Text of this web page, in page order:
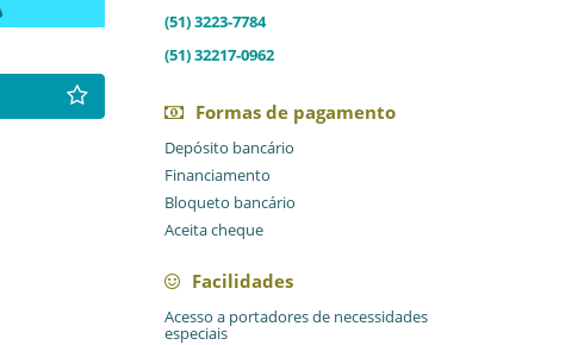
(51) 3223-7784
(51) 32217-0962
Formas de pagamento
Depósito bancário
Financiamento
Bloqueto bancário
Aceita cheque
Facilidades
Acesso a portadores de necessidades
especiais